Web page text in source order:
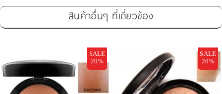
สินค้าอื่นๆ ที่เกี่ยวข้อง
SALE
20%
SALE
20%